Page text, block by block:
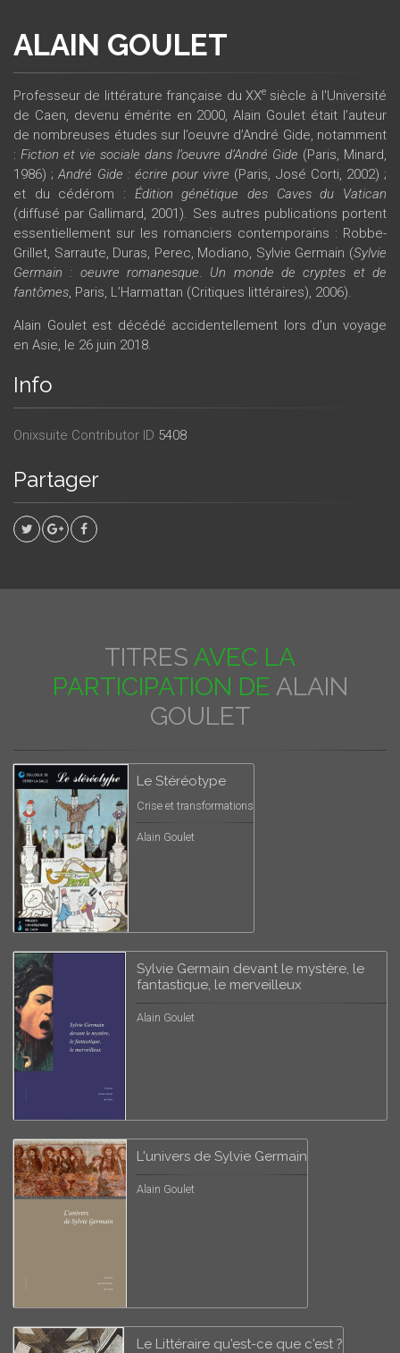
ALAIN GOULET
Professeur de littérature française du XXesiècle à l'Université
de Caen, devenu émérite en 2000, Alain Goulet était l’auteur
de nombreuses études sur l’oeuvre d’André Gide, notamment
: Fiction et vie sociale dans l’oeuvre d’André Gide (Paris, Minard,
1986) ;André Gide : écrire pour vivre (Paris, José Corti, 2002) ;
et du cédérom : Édition génétique des Caves du Vatican
(diffusé par Gallimard, 2001). Ses autres publications portent
essentiellement sur les romanciers contemporains : Robbe-
Grillet, Sarraute, Duras, Perec, Modiano, Sylvie Germain (Sylvie
Germain : oeuvre romanesque. Un monde de cryptes et de
fantômes, Paris, L’Harmattan (Critiques littéraires), 2006).
Alain Goulet est décédé accidentellement lors d'un voyage
en Asie, le 26 juin 2018.
Info
Onixsuite Contributor ID 5408
Partager
TITRES AVEC LA
PARTICIPATION DE ALAIN
GOULET
Le Stéréotype
Crise et transformations
Alain Goulet
Sylvie Germain devant le mystère, le
fantastique, le merveilleux
Alain Goulet
L'univers de Sylvie Germain
Alain Goulet
Le Littéraire qu'est-ce que c'est ?